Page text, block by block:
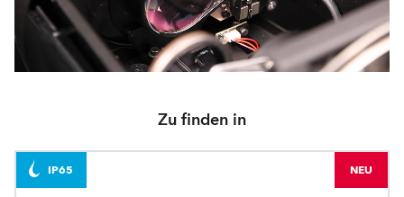
Zu finden in
IP65 NEU